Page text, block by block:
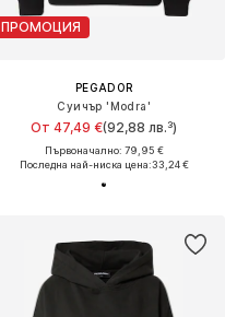
ПРОМОЦИЯ
PEGADOR
Суичър 'Modra'
От 47,49 €(92,88 лв.³)
Първоначално: 79,95 €
Последна най-ниска цена:33,24 €